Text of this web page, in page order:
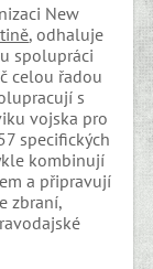
New
, odhaluje
spolupráci
celou řadou
s
vojska pro
specifických
kombinují
a připravují
zbraní,